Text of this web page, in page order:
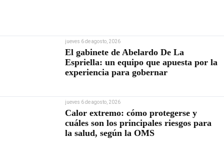
jueves 6 de agosto, 2026
El gabinete de Abelardo De La
Espriella: un equipo que apuesta por la
experiencia para gobernar
jueves 6 de agosto, 2026
Calor extremo: cómo protegerse y
cuáles son los principales riesgos para
la salud, según la OMS